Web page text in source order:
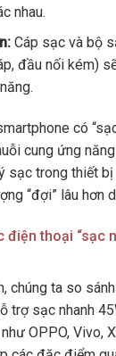
nhau.
Cáp sạc và bộ
đầu nối kém)
có
cung ứng
sạc trong thiết
“đợi” lâu hơn
thoại “sạc
chúng ta so
trợ sạc nhanh
OPPO, Vivo,